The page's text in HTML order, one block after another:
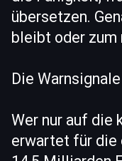
übersetzen.
bleibt oder zum
Die
Wer nur auf die
erwartet für die